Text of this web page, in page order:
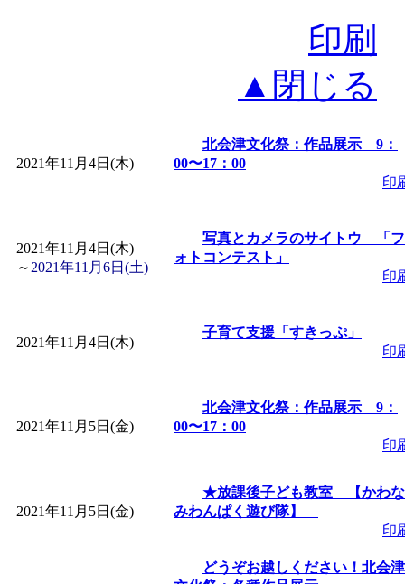
印刷
▲閉じる
2021年11月4日(木)
北会津文化祭：作品展示 9：
00〜17：00
印
2021年11月4日(木)
～ 2021年11月6日(土)
写真とカメラのサイトウ 「フ
ォトコンテスト」
印
2021年11月4日(木)
子育て支援「すきっぷ」
印
2021年11月5日(金)
北会津文化祭：作品展示 9：
00〜17：00
印
2021年11月5日(金)
★放課後子ども教室 【かわな
みわんぱく遊び隊】
印
どうぞお越しください！北会津